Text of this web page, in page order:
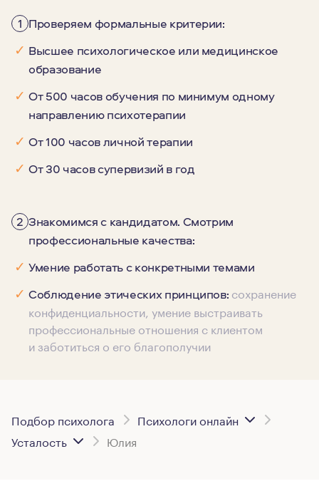
1 Проверяем формальные критерии:
✓ Высшее психологическое или медицинское
образование
✓ От 500 часов обучения по минимум одному
направлению психотерапии
✓ От 100 часов личной терапии
✓ От 30 часов супервизий в год
2 Знакомимся с кандидатом. Смотрим
профессиональные качества:
✓ Умение работать с конкретными темами
✓ Соблюдение этических принципов: сохранение
конфиденциальности, умение выстраивать
профессиональные отношения с клиентом
и заботиться о его благополучии
Подбор психолога
Психологи онлайн
Усталость
Юлия